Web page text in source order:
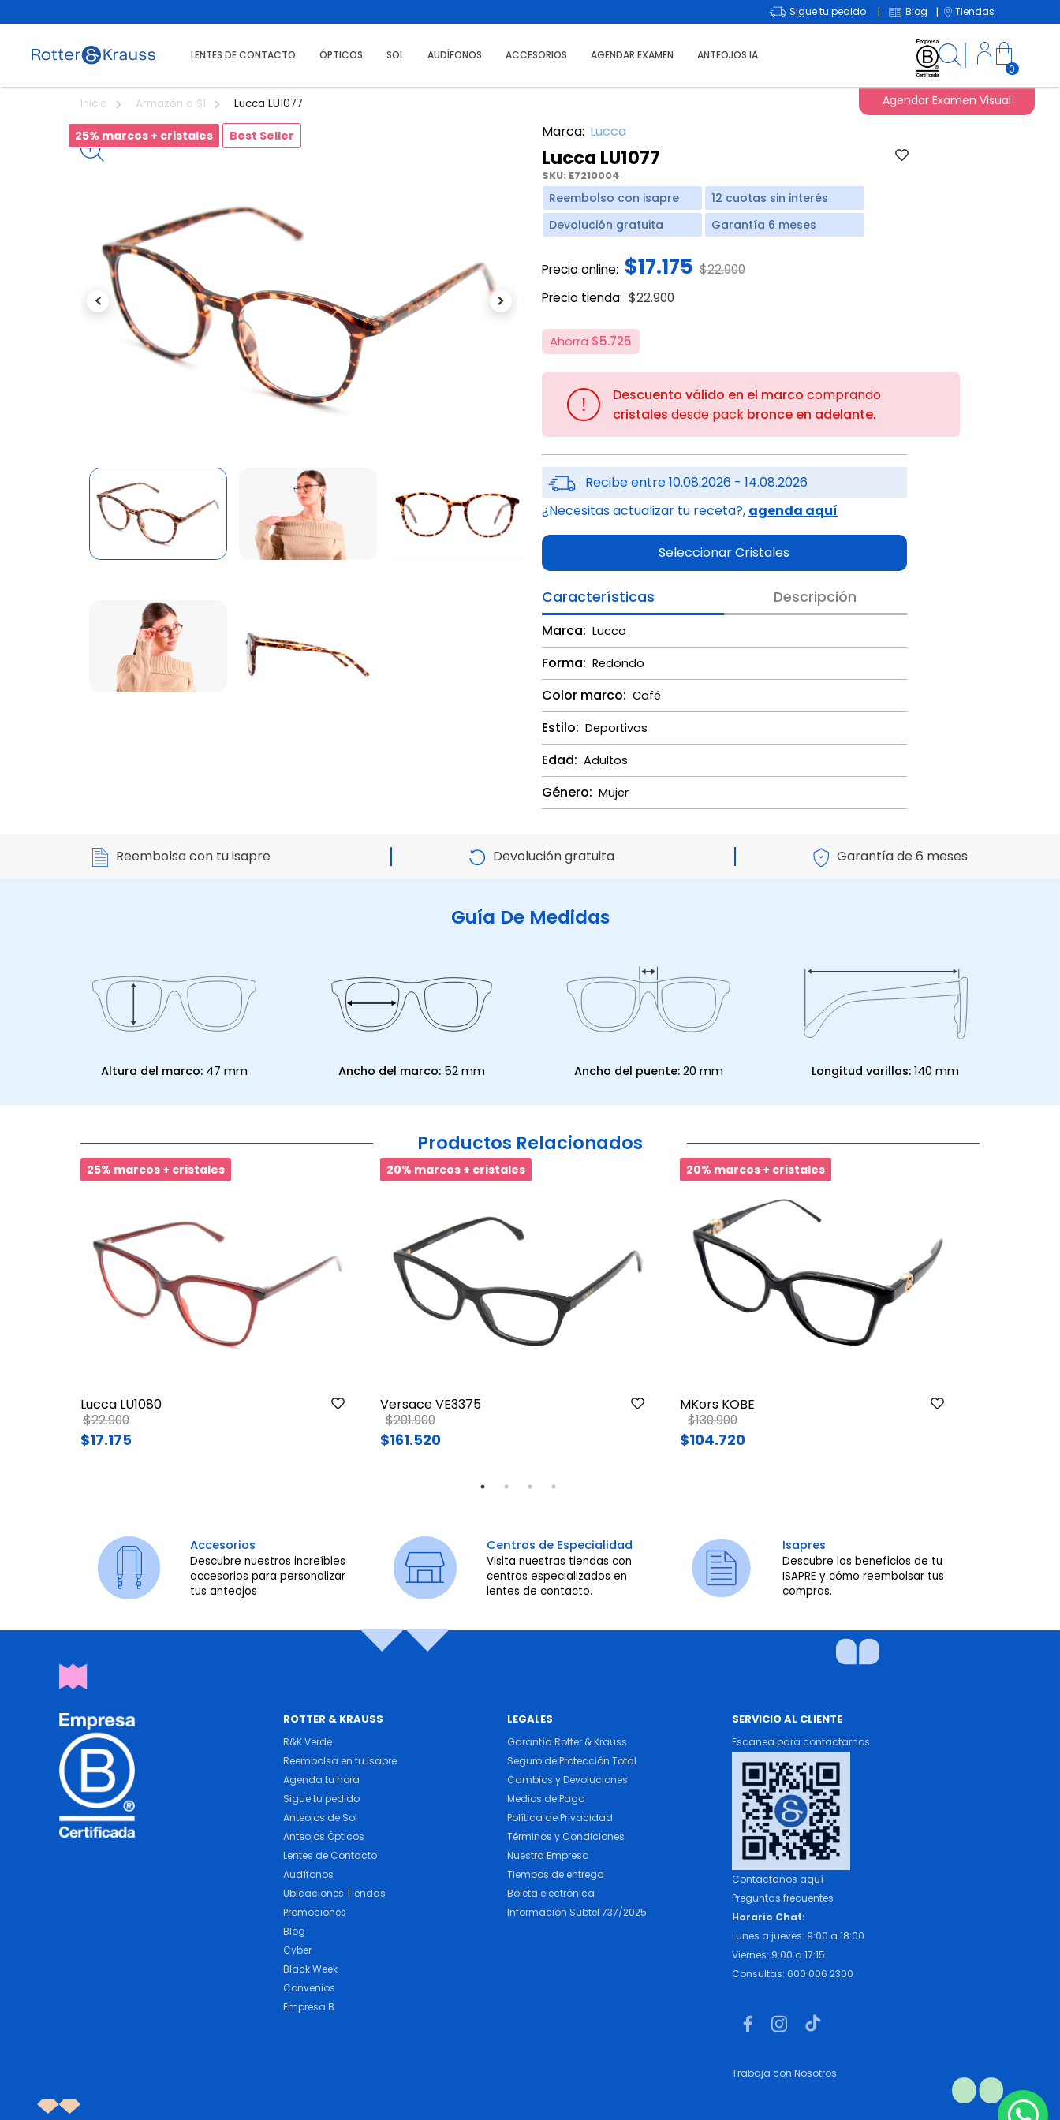
Sigue tu pedido | Blog | Tiendas
LENTES DE CONTACTO ÓPTICOS SOL AUDÍFONOS ACCESORIOS AGENDAR EXAMEN ANTEOJOS IA
0
Agendar Examen Visual
Inicio Armazón a $1 Lucca LU1077
25% marcos + cristales Best Seller
Previous Next
Marca: Lucca
Lucca LU1077
SKU: E7210004
Reembolso con isapre
12 cuotas sin interés
Devolución gratuita
Garantía 6 meses
Precio online: $17.175 Price reduced from
$22.900to
Precio tienda:
Price reduced from
$22.900
Ahorra $5.725
! Descuento válido en el marco comprando
cristales desde pack bronce en adelante.
Recibe entre 10.08.2026 - 14.08.2026
¿Necesitas actualizar tu receta?, agenda aquí
Seleccionar Cristales
Características Descripción
Marca: Lucca
Forma: Redondo
Color marco: Café
Estilo: Deportivos
Edad: Adultos
Género: Mujer
Reembolsa con tu isapre Devolución gratuita Garantía de 6 meses
Guía De Medidas
Altura del marco: 47 mm Ancho del marco: 52 mm Ancho del puente: 20 mm Longitud varillas: 140 mm
Productos Relacionados
25% marcos + cristales
Lucca LU1080
Price reduced from
$22.900to
$17.175
20% marcos + cristales
Versace VE3375
Price reduced from
$201.900to
$161.520
20% marcos + cristales
MKors KOBE
Price reduced from
$130.900to
$104.720
Accesorios
Descubre nuestros increíbles
accesorios para personalizar
tus anteojos
Centros de Especialidad
Visita nuestras tiendas con
centros especializados en
lentes de contacto.
Isapres
Descubre los beneficios de tu
ISAPRE y cómo reembolsar tus
compras.
ROTTER & KRAUSS
R&K Verde
Reembolsa en tu isapre
Agenda tu hora
Sigue tu pedido
Anteojos de Sol
Anteojos Ópticos
Lentes de Contacto
Audífonos
Ubicaciones Tiendas
Promociones
Blog
Cyber
Black Week
Convenios
Empresa B
LEGALES
Garantía Rotter & Krauss
Seguro de Protección Total
Cambios y Devoluciones
Medios de Pago
Política de Privacidad
Términos y Condiciones
Nuestra Empresa
Tiempos de entrega
Boleta electrónica
Información Subtel 737/2025
SERVICIO AL CLIENTE
Escanea para contactarnos
Contáctanos aquí
Preguntas frecuentes
Horario Chat:
Lunes a jueves: 9:00 a 18:00
Viernes: 9:00 a 17:15
Consultas: 600 006 2300
Trabaja con Nosotros